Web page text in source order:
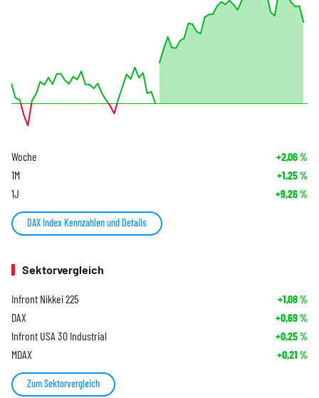
Woche +2,06%
1M +1,25%
1J +9,26%
DAX Index Kennzahlen und Details
Sektorvergleich
Infront Nikkei 225 +1,08%
DAX +0,69%
Infront USA 30 Industrial +0,25%
MDAX +0,21 %
Zum Sektorvergleich